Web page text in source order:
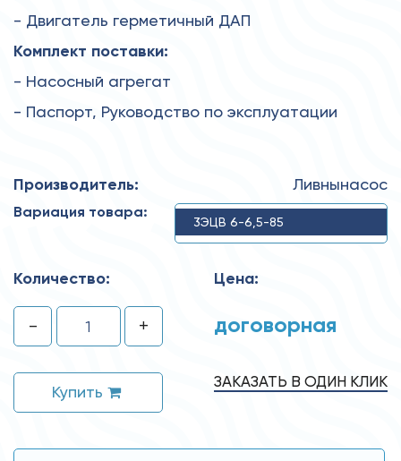
- Двигатель герметичный ДАП
Комплект поставки:
- Насосный агрегат
- Паспорт, Руководство по эксплуатации
Производитель: Ливнынасос
Вариация товара:
3ЭЦВ 6-6,5-85
Количество:
- +
Купить
Цена:
договорная
ЗАКАЗАТЬ В ОДИН КЛИК